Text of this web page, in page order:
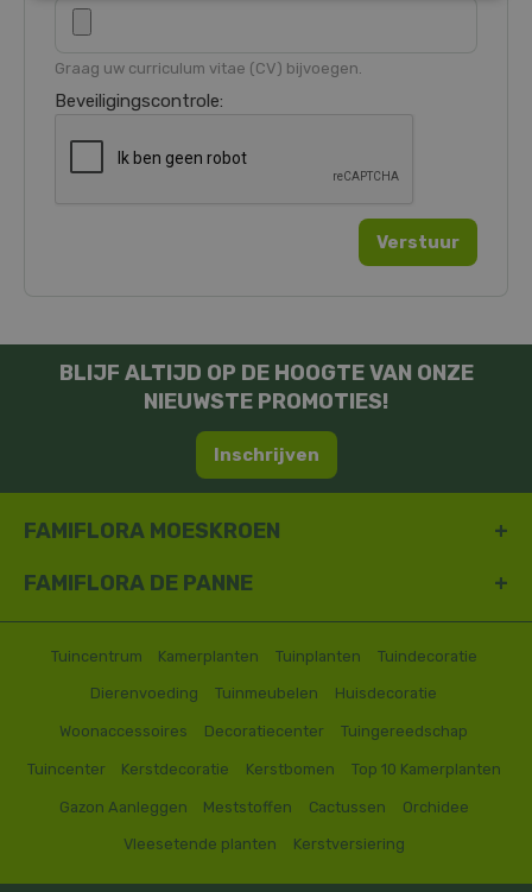
Graag uw curriculum vitae (CV) bijvoegen.
Beveiligingscontrole:
BLIJF ALTIJD OP DE HOOGTE VAN ONZE
NIEUWSTE PROMOTIES!
Inschrijven
FAMIFLORA MOESKROEN
FAMIFLORA DE PANNE
Tuincentrum Kamerplanten Tuinplanten Tuindecoratie
Dierenvoeding Tuinmeubelen Huisdecoratie
Woonaccessoires Decoratiecenter Tuingereedschap
Tuincenter Kerstdecoratie Kerstbomen Top 10 Kamerplanten
Gazon Aanleggen Meststoffen Cactussen Orchidee
Vleesetende planten Kerstversiering